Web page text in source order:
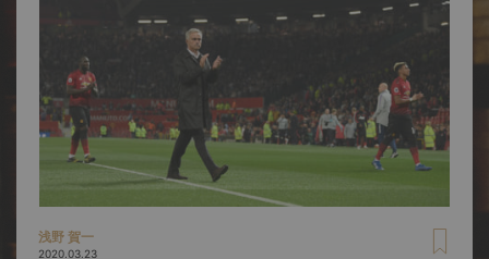
浅野 賀一
2020.03.23